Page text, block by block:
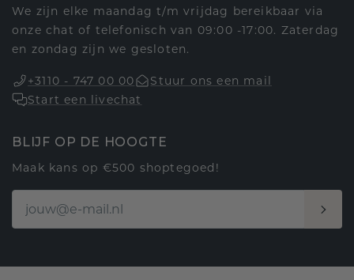
We zijn elke maandag t/m vrijdag bereikbaar via
onze chat of telefonisch van 09:00 -17:00. Zaterdag
en zondag zijn we gesloten.
+3110 - 747 00 00
Stuur ons een mail
Start een livechat
BLIJF OP DE HOOGTE
Maak kans op €500 shoptegoed!